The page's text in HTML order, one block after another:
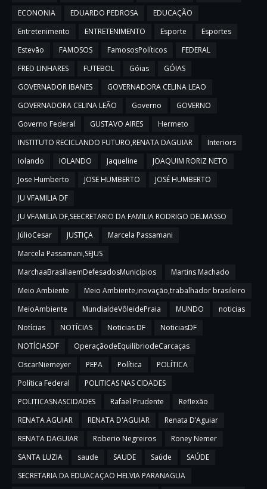
ECONONIA
EDUARDO PEDROSA
EDUCAÇÃO
Entretenimento
ENTRETENIMENTO Esporte
Esportes
Estevão
FAMOSOS FamososPolíticos
FEDERAL
FRED LINHARES
FUTEBOL Góias
GÓIAS
GOVERNADOR IBANES
GOVERNADORA CELINA LEAO
GOVERNADORA CELINA LEÃO
Governo
GOVERNO
Governo Federal
GUSTAVO AIRES
Hermeto
INSTITUTO RECICLANDO FUTURO,RENATA DAGUIAR
Interiors
Iolando
IOLANDO Jaqueline
JOAQUIM RORIZ NETO
Jose Humberto
JOSE HUMBERTO
JOSÉ HUMBERTO
JU VFAMILIA DF
JU VFAMILIA DF,SEECRETARIO DA FAMILIA RODRIGO DELMASSO
JúlioCesar
JUSTIÇA
Marcela Passamani
Marcela Passamani,SEJUS
MarchaaBrasíliaemDefesadosMunicípios
Martins Machado
Meio Ambiente
Meio Ambiente,inovação,trabalhador brasileiro
MeioAmbiente
MundialdeVôleidePraia MUNDO
noticias
Notícias
NOTÍCIAS Noticias DF
NoticiasDF
NOTÍCIASDF
OperaçãodeEquilíbriodeCarcaças
OscarNiemeyer
PEPA Política
POLÍTICA
Política Federal
POLITICAS NAS CIDADES
POLITICASNASCIDADES
Rafael Prudente
Reflexão
RENATA AGUIAR
RENATA D'AGUIAR
Renata D’Aguiar
RENATA DAGUIAR
Roberio Negreiros
Roney Nemer
SANTA LUZIA
saude SAUDE Saúde
SAÚDE
SECRETARIA DA EDUACAÇAO HELVIA PARANAGUA